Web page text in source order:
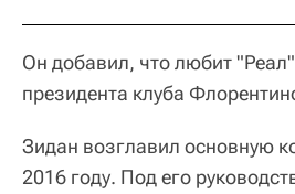
Он добавил, что любит
президента клуба
Зидан возглавил основную
2016 году. Под его